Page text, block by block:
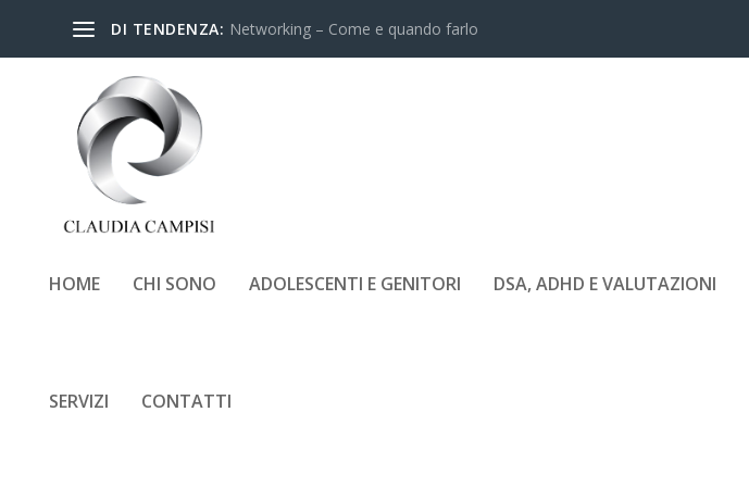
DI TENDENZA: Networking – Come e quando farlo
HOME CHI SONO ADOLESCENTI E GENITORI DSA, ADHD E VALUTAZIONI
SERVIZI CONTATTI